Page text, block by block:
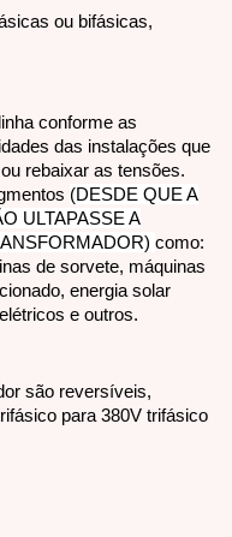
ou bifásicas,
conforme as
das instalações que
rebaixar as tensões.
(DESDE QUE A
ULTAPASSE A
como:
de sorvete, máquinas
energia solar
e outros.
são reversíveis,
para 380V trifásico